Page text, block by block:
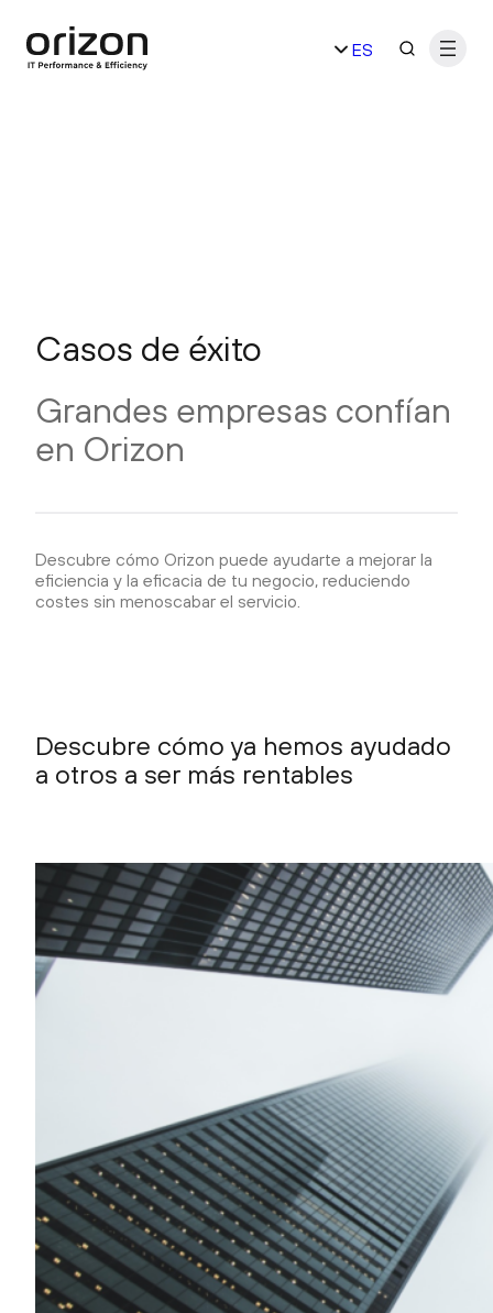
ES
Casos de éxito
Grandes empresas confían
en Orizon
Descubre cómo Orizon puede ayudarte a mejorar la
eficiencia y la eficacia de tu negocio, reduciendo
costes sin menoscabar el servicio.
Descubre cómo ya hemos ayudado
a otros a ser más rentables
Ahorro en zOS – Banco Español